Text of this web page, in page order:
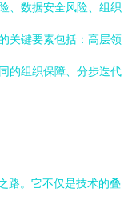
、数据安全风险、组织
关键要素包括：高层领
的组织保障、分步迭代
路。它不仅是技术的叠